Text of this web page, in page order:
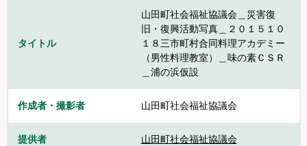
タイトル
山田町社会福祉協議会＿災害復
旧・復興活動写真＿２０１５１０
１８三市町村合同料理アカデミー
（男性料理教室）＿味の素ＣＳＲ
＿浦の浜仮設
作成者・撮影者 山田町社会福祉協議会
提供者 山田町社会福祉協議会